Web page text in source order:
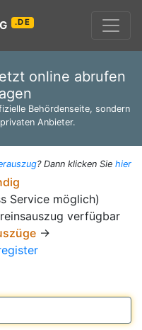
.DE
online abrufen
Behördenseite, sondern
Anbieter.
? Dann klicken Sie hier
Service möglich)
verfügbar
→